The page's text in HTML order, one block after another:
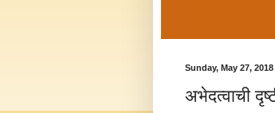
Sunday, May 27, 2018
अभेदत्वाची